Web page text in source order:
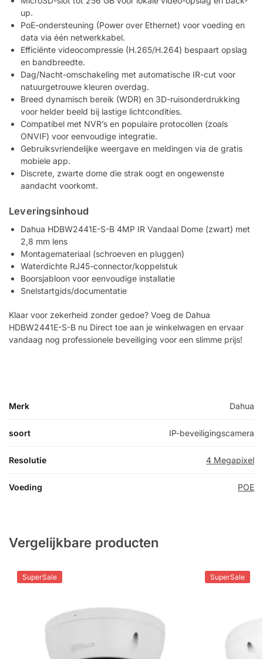
up.
PoE-ondersteuning (Power over Ethernet) voor voeding en
data via één netwerkkabel.
Efficiënte videocompressie (H.265/H.264) bespaart opslag
en bandbreedte.
Dag/Nacht-omschakeling met automatische IR-cut voor
natuurgetrouwe kleuren overdag.
Breed dynamisch bereik (WDR) en 3D-ruisonderdrukking
voor helder beeld bij lastige lichtcondities.
Compatibel met NVR’s en populaire protocollen (zoals
ONVIF) voor eenvoudige integratie.
Gebruiksvriendelijke weergave en meldingen via de gratis
mobiele app.
Discrete, zwarte dome die strak oogt en ongewenste
aandacht voorkomt.
Leveringsinhoud
Dahua HDBW2441E-S-B 4MP IR Vandaal Dome (zwart) met
2,8 mm lens
Montagemateriaal (schroeven en pluggen)
Waterdichte RJ45-connector/koppelstuk
Boorsjabloon voor eenvoudige installatie
Snelstartgids/documentatie
Klaar voor zekerheid zonder gedoe? Voeg de Dahua
HDBW2441E-S-B nu Direct toe aan je winkelwagen en ervaar
vandaag nog professionele beveiliging voor een slimme prijs!
Merk Dahua
soort IP-beveiligingscamera
Resolutie 4 Megapixel
Voeding POE
Vergelijkbare producten
SuperSale SuperSale